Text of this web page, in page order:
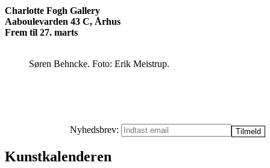
Charlotte Fogh Gallery
Aaboulevarden 43 C, Århus
Frem til 27. marts
Søren Behncke. Foto: Erik Meistrup.
Nyhedsbrev:
Kunstkalenderen